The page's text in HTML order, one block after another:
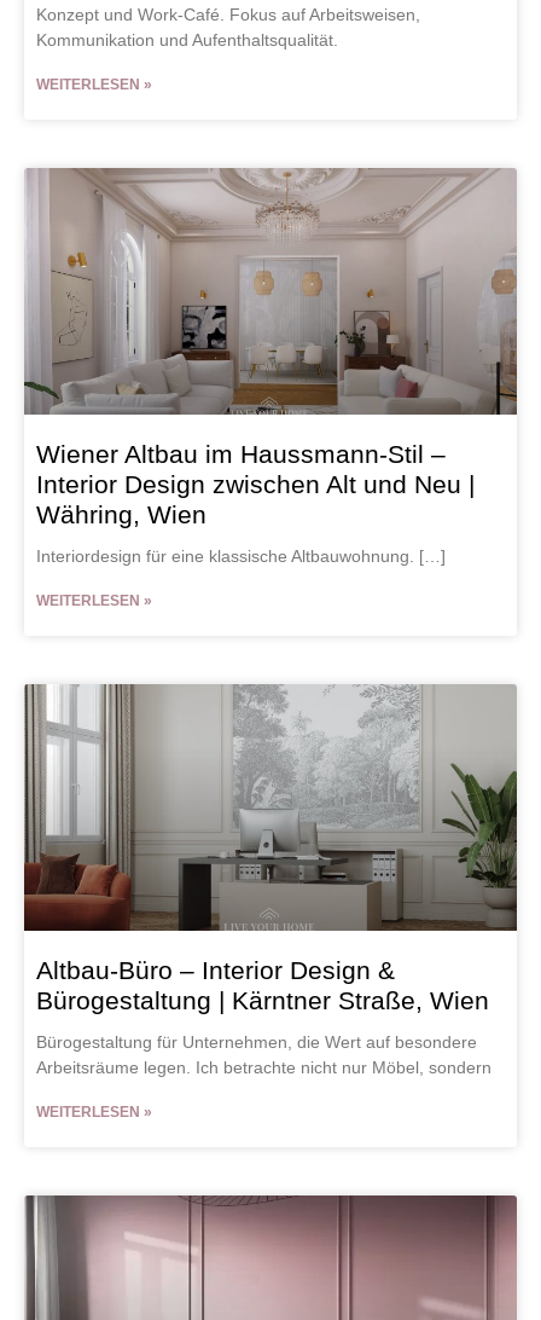
Konzept und Work-Café. Fokus auf Arbeitsweisen,
Kommunikation und Aufenthaltsqualität.
WEITERLESEN »
Wiener Altbau im Haussmann-Stil –
Interior Design zwischen Alt und Neu |
Währing, Wien
Interiordesign für eine klassische Altbauwohnung. […]
WEITERLESEN »
Altbau-Büro – Interior Design &
Bürogestaltung | Kärntner Straße, Wien
Bürogestaltung für Unternehmen, die Wert auf besondere
Arbeitsräume legen. Ich betrachte nicht nur Möbel, sondern
WEITERLESEN »